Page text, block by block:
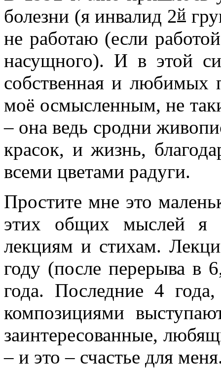
болезни (я инвалид 2й
не работаю (если
насущного). И в этой
собственная и любимых
моё осмысленным, не
– она ведь сродни
красок, и жизнь,
всеми цветами радуги.
Простите мне это
этих общих мыслей я
лекциям и стихам.
году (после перерыва в
года. Последние 4
композициями
заинтересованные,
– и это – счастье для